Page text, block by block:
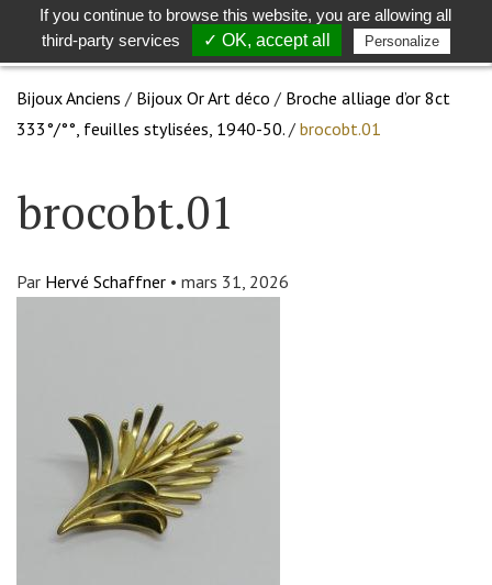
Toggle
search
Bijoux Anciens / Bijoux Or Art déco / Broche alliage d’or 8ct
333°/°°, feuilles stylisées, 1940-50. / brocobt.01
brocobt.01
Par Hervé Schaffner • mars 31, 2026
If you continue to browse this website, you are allowing all
third-party services
✓ OK, accept all Personalize